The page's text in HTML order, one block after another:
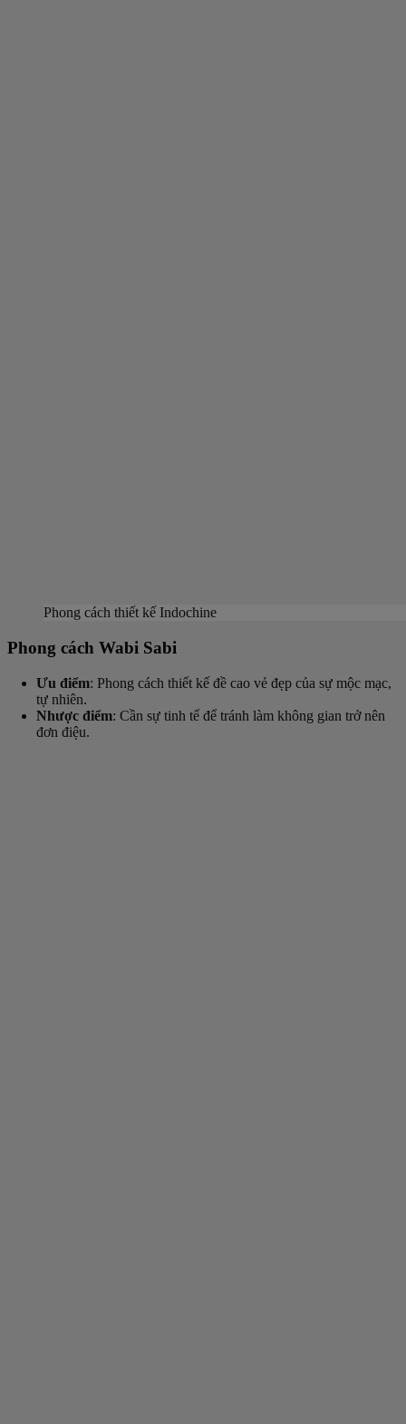
Phong cách thiết kế Indochine
Phong cách Wabi Sabi
Ưu điểm: Phong cách thiết kế đề cao vẻ đẹp của sự mộc mạc,
tự nhiên.
Nhược điểm: Cần sự tinh tế để tránh làm không gian trở nên
đơn điệu.